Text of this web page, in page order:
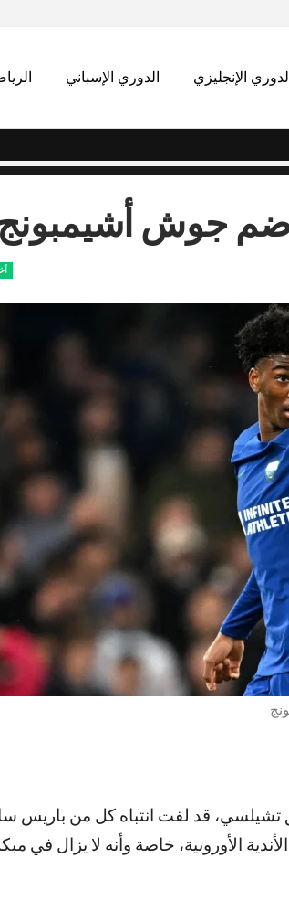
الإنجليزي الدوري الإسباني
ضم جوش أشيمبونج
تشيلسي، قد لفت انتباه كل من باريس
الأوروبية، خاصة وأنه لا يزال في